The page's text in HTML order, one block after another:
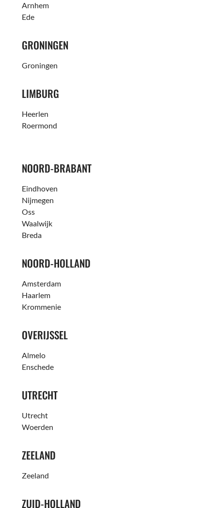
Arnhem
Ede
GRONINGEN
Groningen
LIMBURG
Heerlen
Roermond
NOORD-BRABANT
Eindhoven
Nijmegen
Oss
Waalwijk
Breda
NOORD-HOLLAND
Amsterdam
Haarlem
Krommenie
OVERIJSSEL
Almelo
Enschede
UTRECHT
Utrecht
Woerden
ZEELAND
Zeeland
ZUID-HOLLAND